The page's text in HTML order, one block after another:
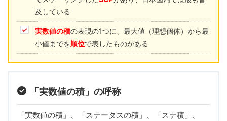
及している
実数値の積の表現の1つに、最大値（理想個体）から最
小値までを順位で表したものがある
「実数値の積」の呼称
「実数値の積」、「ステータスの積」、「ステ積」、